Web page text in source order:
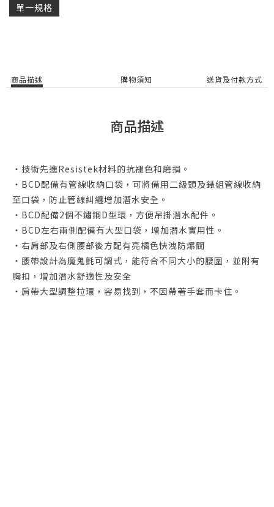
單一規格
商品描述 購物須知 送貨及付款方式
商品描述
・技術先進Resistek材料的抗褪色和磨損。
・BCD配備有管線收納口袋，可將備用二級頭及錶組管線收納
至口袋，防止管線糾纏增加潛水安全。
・BCD配備2個不鏽鋼D型環，方便吊掛潛水配件。
・BCD左右兩側配備有大型口袋，增加潛水實用性。
・右肩部及右側腰部後方配有亮橘色快洩防爆閥
・腰帶設計為魔鬼氈可調式，能符合不同大小的腰圍，並附有
胸扣，增加潛水舒適性及安全
・肩帶大型調整拉環，容易找到，不因帶著手套而卡住。